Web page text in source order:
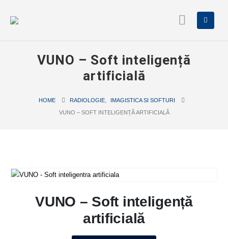
VUNO – Soft inteligență
artificială
HOME RADIOLOGIE
IMAGISTICA SI SOFTURI
VUNO – SOFT INTELIGENȚĂ ARTIFICIALĂ
VUNO – Soft inteligență
artificială